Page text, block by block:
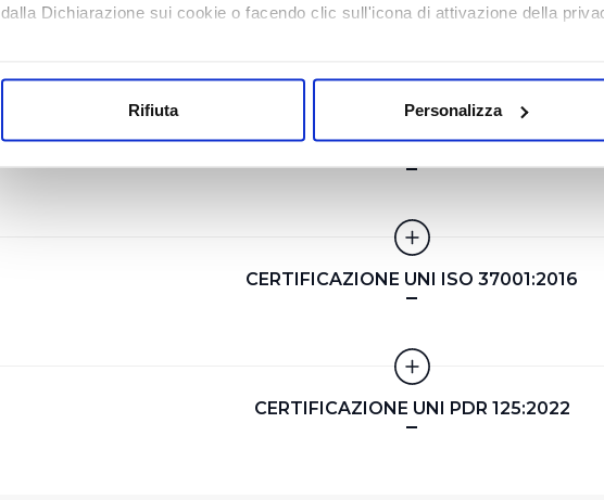
dalla Dichiarazione sui cookie o facendo clic sull'icona di attivazione della
Identificare il tuo dispositivo, scansionandolo attivamente alla ricerca di
digitali).
Approfondisci come vengono elaborati i tuoi dati personali e imposta le tue
Utilizziamo dei cookie tecnici necessari per rendere fruibile il sito web
navigazione sulle pagine e l'accesso alle aree protette. In linea con le
modo in cui l’Utente utilizza il nostro sito con i nostri partner. Tali soggetti,
pubblicità e social media, potrebbero combinare le informazioni ricevute con
loro o che hanno raccolto dal suo utilizzo dei loro servizi.
Rifiuta Personalizza
CERTIFICAZIONE SICUREZZA UNI ISO
CERTIFICAZIONE UNI ISO 37001:2016
CERTIFICAZIONE UNI PDR 125:2022